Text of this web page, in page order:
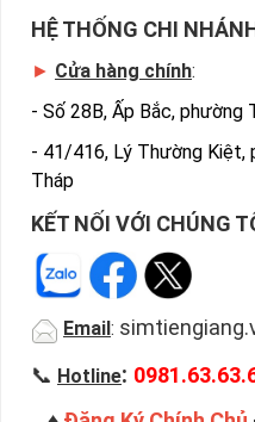
HỆ THỐNG CHI
► Cửa hàng chính:
- Số 28B, Ấp Bắc, phường
- 41/416, Lý Thường Kiệt,
Tháp
KẾT NỐI VỚI CHÚNG
Email :
📞 Hotline: